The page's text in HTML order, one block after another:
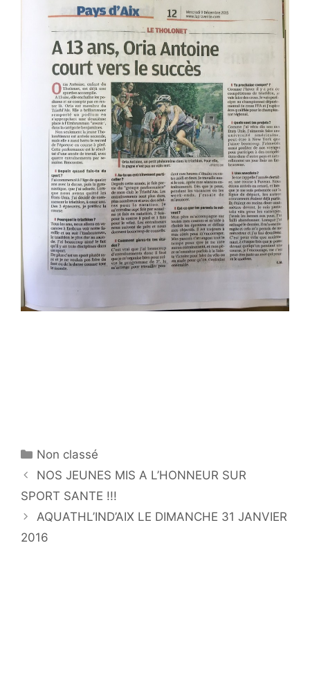
Catégories
Non classé
NOS JEUNES MIS A L’HONNEUR SUR
SPORT SANTE !!!
AQUATHL’IND’AIX LE DIMANCHE 31 JANVIER
2016